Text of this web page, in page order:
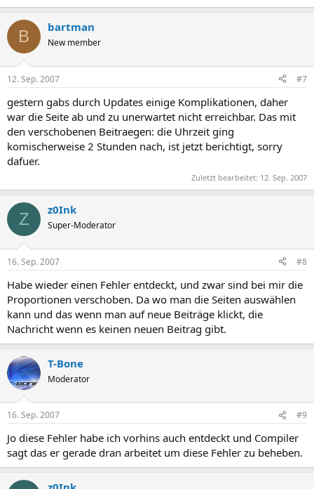
B bartman
New member
12. Sep. 2007 #7
gestern gabs durch Updates einige Komplikationen, daher
war die Seite ab und zu unerwartet nicht erreichbar. Das mit
den verschobenen Beitraegen: die Uhrzeit ging
komischerweise 2 Stunden nach, ist jetzt berichtigt, sorry
dafuer.
Zuletzt bearbeitet: 12. Sep. 2007
Z z0Ink
Super-Moderator
16. Sep. 2007 #8
Habe wieder einen Fehler entdeckt, und zwar sind bei mir die
Proportionen verschoben. Da wo man die Seiten auswählen
kann und das wenn man auf neue Beiträge klickt, die
Nachricht wenn es keinen neuen Beitrag gibt.
T-Bone
Moderator
16. Sep. 2007 #9
Jo diese Fehler habe ich vorhins auch entdeckt und Compiler
sagt das er gerade dran arbeitet um diese Fehler zu beheben.